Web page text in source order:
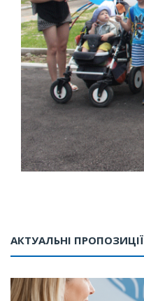
АКТУАЛЬНІ ПРОПОЗИЦІЇ